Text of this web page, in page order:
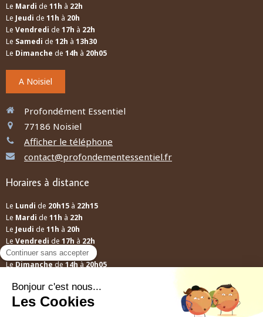
Le Mardi de 11h à 22h
Le Jeudi de 11h à 20h
Le Vendredi de 17h à 22h
Le Samedi de 12h à 13h30
Le Dimanche de 14h à 20h05
A Noisiel
Profondément Essentiel
77186 Noisiel
Afficher le téléphone
contact@profondementessentiel.fr
Horaires à distance
Le Lundi de 20h15 à 22h15
Le Mardi de 11h à 22h
Le Jeudi de 11h à 20h
Le Vendredi de 17h à 22h
LeSamedide12hà13h30
Le Dimanche de 14h à 20h05